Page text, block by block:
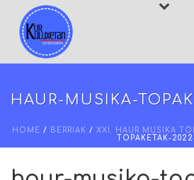
HAUR-MUSIKA-
HOME / BERRIAK / XXI. HAUR MUSIKA
TOPAKETAK-